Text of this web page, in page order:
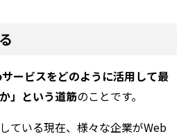
サービスをどのように活用して最
」という道筋のことです。
ている現在、様々な企業がWeb